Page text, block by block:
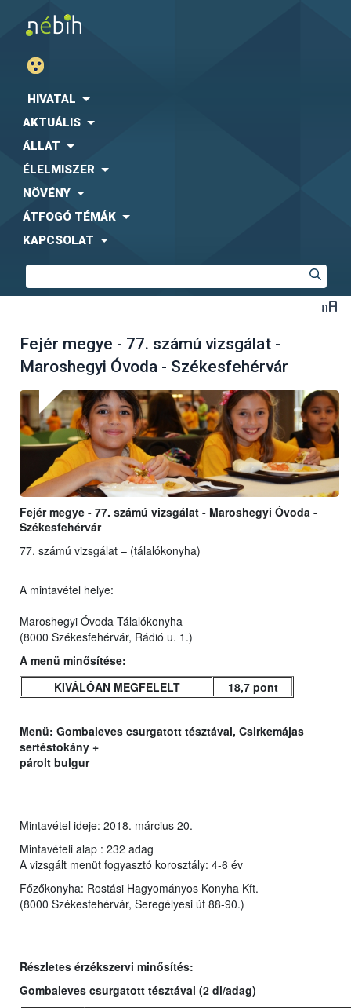
HIVATAL
AKTUÁLIS
ÁLLAT
ÉLELMISZER
NÖVÉNY
ÁTFOGÓ TÉMÁK
KAPCSOLAT
Fejér megye - 77. számú vizsgálat -
Maroshegyi Óvoda - Székesfehérvár
Fejér megye - 77. számú vizsgálat - Maroshegyi Óvoda -
Székesfehérvár
77. számú vizsgálat – (tálalókonyha)
A mintavétel helye:
Maroshegyi Óvoda Tálalókonyha
(8000 Székesfehérvár, Rádió u. 1.)
A menü minősítése:
KIVÁLÓAN MEGFELELT
18,7 pont
Menü: Gombaleves csurgatott tésztával, Csirkemájas
sertéstokány +
párolt bulgur
Mintavétel ideje: 2018. március 20.
Mintavételi alap : 232 adag
A vizsgált menüt fogyasztó korosztály: 4-6 év
Főzőkonyha: Rostási Hagyományos Konyha Kft.
(8000 Székesfehérvár, Seregélyesi út 88-90.)
Részletes érzékszervi minősítés:
Gombaleves csurgatott tésztával (2 dl/adag)